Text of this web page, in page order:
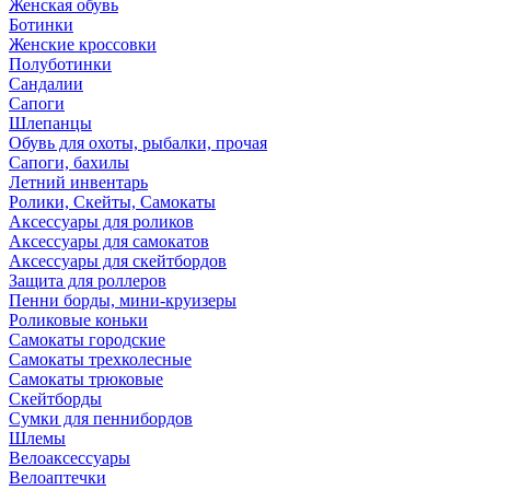
Женская обувь
Ботинки
Женские кроссовки
Полуботинки
Сандалии
Сапоги
Шлепанцы
Обувь для охоты, рыбалки, прочая
Сапоги, бахилы
Летний инвентарь
Ролики, Скейты, Самокаты
Аксессуары для роликов
Аксессуары для самокатов
Аксессуары для скейтбордов
Защита для роллеров
Пенни борды, мини-круизеры
Роликовые коньки
Самокаты городские
Самокаты трехколесные
Самокаты трюковые
Скейтборды
Сумки для пеннибордов
Шлемы
Велоаксессуары
Велоаптечки